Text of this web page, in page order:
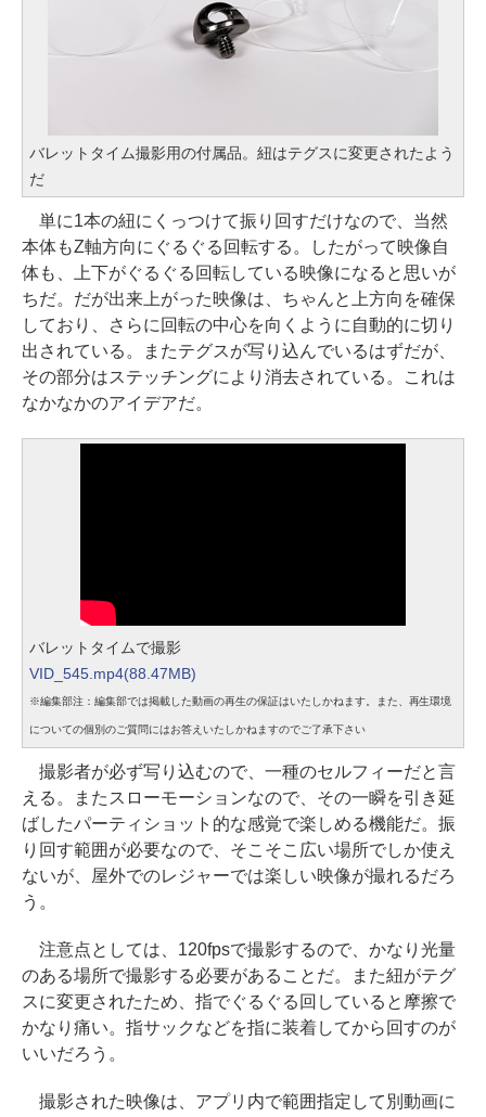
バレットタイム撮影用の付属品。紐はテグスに変更されたよう
だ
単に1本の紐にくっつけて振り回すだけなので、当然
本体もZ軸方向にぐるぐる回転する。したがって映像自
体も、上下がぐるぐる回転している映像になると思いが
ちだ。だが出来上がった映像は、ちゃんと上方向を確保
しており、さらに回転の中心を向くように自動的に切り
出されている。またテグスが写り込んでいるはずだが、
その部分はステッチングにより消去されている。これは
なかなかのアイデアだ。
バレットタイムで撮影
VID_545.mp4(88.47MB)
※編集部注：編集部では掲載した動画の再生の保証はいたしかねます。また、再生環境
についての個別のご質問にはお答えいたしかねますのでご了承下さい
撮影者が必ず写り込むので、一種のセルフィーだと言
える。またスローモーションなので、その一瞬を引き延
ばしたパーティショット的な感覚で楽しめる機能だ。振
り回す範囲が必要なので、そこそこ広い場所でしか使え
ないが、屋外でのレジャーでは楽しい映像が撮れるだろ
う。
注意点としては、120fpsで撮影するので、かなり光量
のある場所で撮影する必要があることだ。また紐がテグ
スに変更されたため、指でぐるぐる回していると摩擦で
かなり痛い。指サックなどを指に装着してから回すのが
いいだろう。
撮影された映像は、アプリ内で範囲指定して別動画に